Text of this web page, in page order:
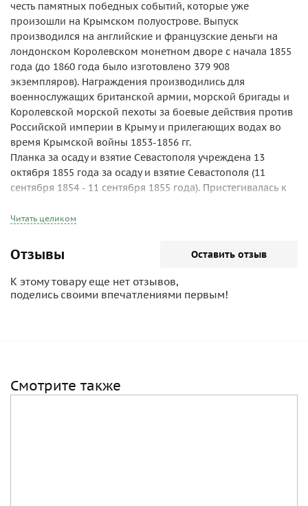
честь памятных победных событий, которые уже
произошли на Крымском полуострове. Выпуск
производился на английские и французские деньги на
лондонском Королевском монетном дворе с начала 1855
года (до 1860 года было изготовлено 379 908
экземпляров). Награждения производились для
военнослужащих британской армии, морской бригады и
Королевской морской пехоты за боевые действия против
Российской империи в Крыму и прилегающих водах во
время Крымской войны 1853-1856 гг.
Планка за осаду и взятие Севастополя учреждена 13
октября 1855 года за осаду и взятие Севастополя (11
сентября 1854 - 11 сентября 1855 года). Пристегивалась к
декабря 1854 года в честь памятных событий на
Читать целиком
Отзывы Оставить отзыв
К этому товару еще нет отзывов,
поделись своими впечатлениями первым!
Смотрите также